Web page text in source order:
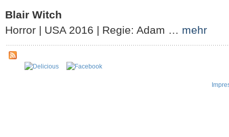
Blair Witch
Horror | USA 2016 | Regie: Adam … mehr